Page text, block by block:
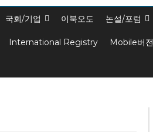
국회/기업 이북오도 논설/포럼
International Registry Mobile버전